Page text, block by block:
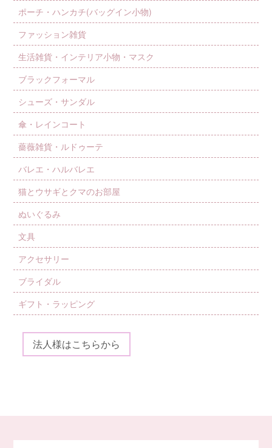
ポーチ・ハンカチ(バッグイン小物)
ファッション雑貨
生活雑貨・インテリア小物・マスク
ブラックフォーマル
シューズ・サンダル
傘・レインコート
薔薇雑貨・ルドゥーテ
バレエ・ハルバレエ
猫とウサギとクマのお部屋
ぬいぐるみ
文具
アクセサリー
ブライダル
ギフト・ラッピング
法人様はこちらから